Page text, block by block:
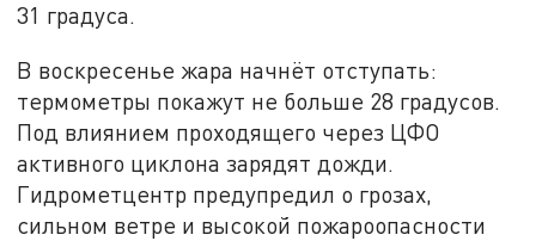
31 градуса.
В воскресенье жара начнёт отступать:
термометры покажут не больше 28 градусов.
Под влиянием проходящего через ЦФО
активного циклона зарядят дожди.
Гидрометцентр предупредил о грозах,
сильном ветре и высокой пожароопасности